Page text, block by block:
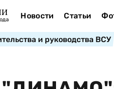
Новости Статьи
и руководства ВСУ